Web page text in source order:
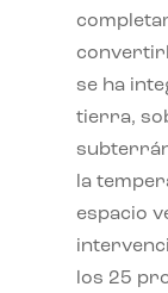
se ha
tierra,
la
espacio
los 25